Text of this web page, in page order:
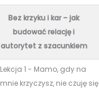
Bez krzyku i kar – jak
budować relację i
autorytet z szacunkiem
Lekcja 1 - Mamo, gdy na
mnie krzyczysz, nie czuję się